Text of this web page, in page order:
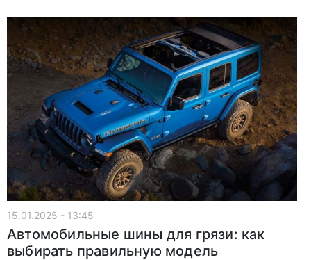
15.01.2025 - 13:45
Автомобильные шины для грязи: как
выбирать правильную модель